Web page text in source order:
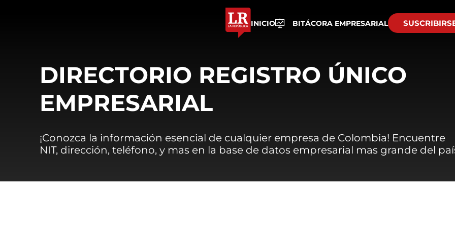
INICIO BITÁCORA EMPRESARIAL
DIRECTORIO REGISTRO ÚNICO
EMPRESARIAL
¡Conozca la información esencial de cualquier empresa de Colombia! Encuentre
NIT, dirección, teléfono, y mas en la base de datos empresarial mas grande del